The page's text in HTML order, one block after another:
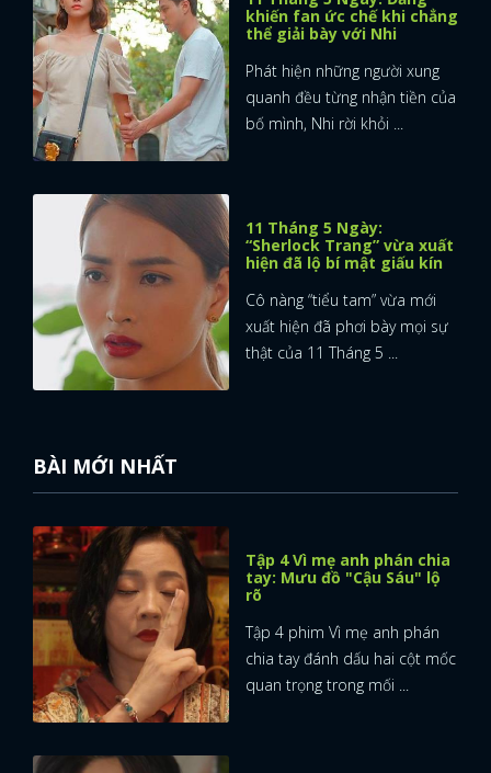
ĐĂNG NHẬP
khiến fan ức chế khi chẳng
thể giải bày với Nhi
Phát hiện những người xung
quanh đều từng nhận tiền của
bố mình, Nhi rời khỏi ...
11 Tháng 5 Ngày:
“Sherlock Trang” vừa xuất
hiện đã lộ bí mật giấu kín
Cô nàng “tiểu tam” vừa mới
xuất hiện đã phơi bày mọi sự
thật của 11 Tháng 5 ...
BÀI MỚI NHẤT
Tập 4 Vì mẹ anh phán chia
tay: Mưu đồ "Cậu Sáu" lộ
rõ
Tập 4 phim Vì mẹ anh phán
chia tay đánh dấu hai cột mốc
quan trọng trong mối ...